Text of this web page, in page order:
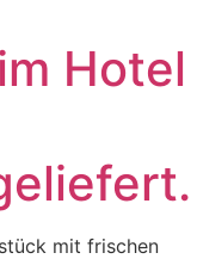
Hotel
mit frischen